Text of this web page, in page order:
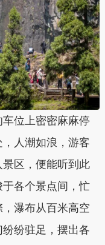
位上密密麻麻停
人潮如浪，游客
区，便能听到此
各个景点间，忙
瀑布从百米高空
纷驻足，摆出各